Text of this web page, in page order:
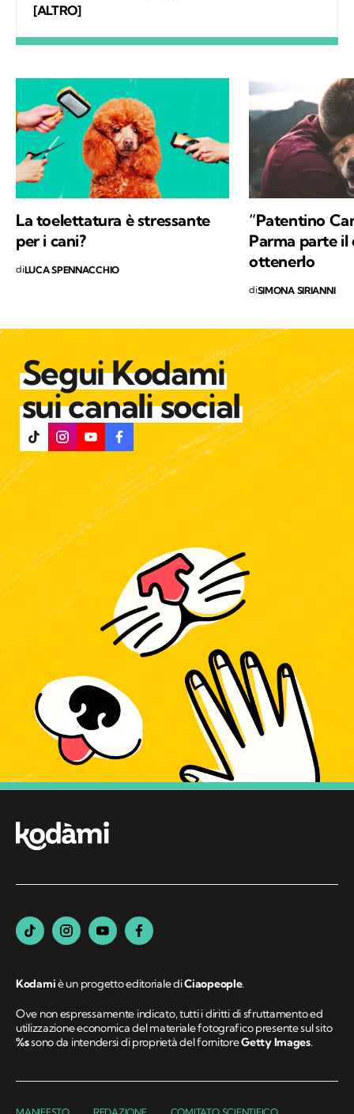
un lavoro attraverso cui provo a fare la
libero tanti libri, qualche viaggio e una
continua scoperta di ciò che mi circonda.
[ALTRO]
La toelettatura è stressante
per i cani?
diLUCA SPENNACCHIO
“Patentino
Parma parte il
ottenerlo
diSIMONA SIRIANNI
Segui Kodami
sui canali social
Kodamiè un progetto editoriale diCiaopeople.
Ove non espressamente indicato, tutti i diritti di sfruttamento ed
utilizzazione economica del materiale fotografico presente sul sito
%ssono da intendersi di proprietà del fornitoreGetty Images.